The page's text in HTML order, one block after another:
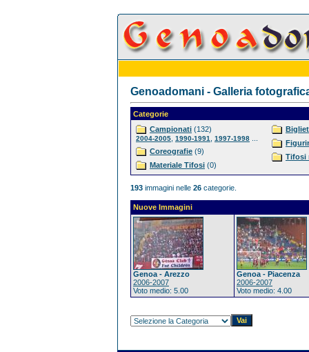
Genoadomani - Galleria
Categorie
Campionati (132)
2004-2005 1990-1991 1997-1998
Coreografie (9)
Materiale Tifosi (0)
Tifosi
193 immagini nelle 26 categorie.
Nuove Immagini
Genoa - Arezzo
2006-2007
Voto medio: 5.00
Genoa - Piacenza
2006-2007
Voto medio: 4.00